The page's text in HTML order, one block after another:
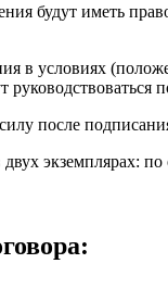
будут иметь
в условиях
после
экземплярах: